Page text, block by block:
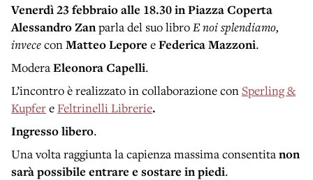
Venerdì 23 febbraioalle 18.30 in Piazza Coperta
Alessandro Zanparla del suo libroE noi splendiamo,
invececonMatteo Lepore eFederica Mazzoni.
ModeraEleonora Capelli.
L’incontro è realizzato in collaborazione conSperling &
KupfereFeltrinelli Librerie.
Ingresso libero.
Una volta raggiunta la capienza massima consentitanon
sarà possibile entrare e sostare in piedi.